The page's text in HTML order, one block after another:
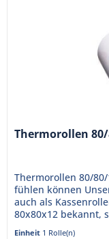
Thermorollen 80/
Thermorollen 80/
fühlen können
auch als
80x80x12 bekannt,
die Ihr...
Einheit 1 Rolle(n)